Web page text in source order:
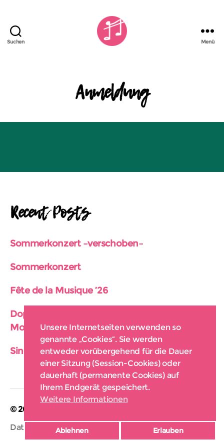
Suchen Menü
Anmeldung
Recent Posts
Sommerkonzert –verschoben–
Sommerkonzert
Fête de la Musique ’26
Doppelkonzert mit Chor SantJagow de
Moabit
SingDing Runde 2 – Januar 2026
© 2026
Datenschutzerklärung
Unsere Internetseiten verwenden so
genannte „Cookies“. Sie werden
entweder vorübergehend für die Dauer
einer Sitzung (Session-Cookies) oder
dauerhaft (permanente Cookies) auf
Ihrem Endgerät gespeichert.
Weitere Informationen
Ablehnen Erlauben